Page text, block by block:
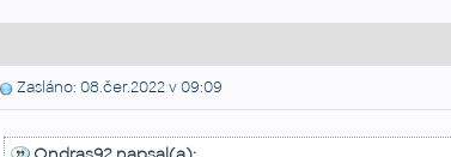
Zasláno: 08.čer.2022 v 09:09